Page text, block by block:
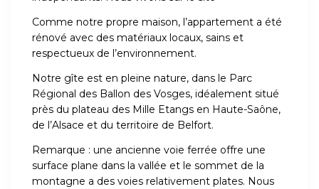
Comme notre propre maison, l’appartement a été
rénové avec des matériaux locaux, sains et
respectueux de l’environnement.
Notre gîte est en pleine nature, dans le Parc
Régional des Ballon des Vosges, idéalement situé
près du plateau des Mille Etangs en Haute-Saône,
de l’Alsace et du territoire de Belfort.
Remarque : une ancienne voie ferrée offre une
surface plane dans la vallée et le sommet de la
montagne a des voies relativement plates. Nous